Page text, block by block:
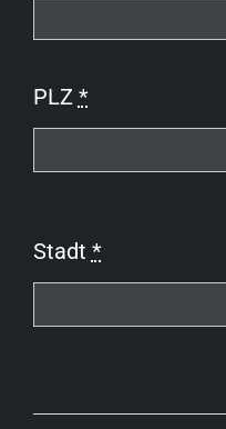
PLZ *
Stadt *